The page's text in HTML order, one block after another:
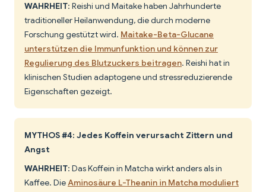
WAHRHEIT: Reishi und Maitake haben Jahrhunderte
traditioneller Heilanwendung, die durch moderne
Forschung gestützt wird. Maitake-Beta-Glucane
unterstützen die Immunfunktion und können zur
Regulierung des Blutzuckers beitragen. Reishi hat in
klinischen Studien adaptogene und stressreduzierende
Eigenschaften gezeigt.
MYTHOS #4: Jedes Koffein verursacht Zittern und
Angst
WAHRHEIT: Das Koffein in Matcha wirkt anders als in
Kaffee. DieAminosäure L-Theanin in Matcha moduliert